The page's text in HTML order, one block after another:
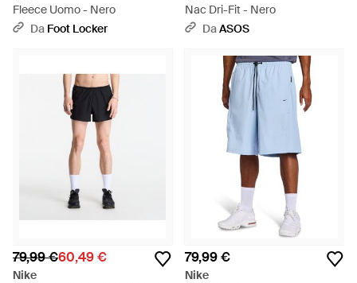
Fleece Uomo - Nero
Da Foot Locker
Nac Dri-Fit - Nero
DaASOS
79,99 €60,49 €
Nike
79,99 €
Nike